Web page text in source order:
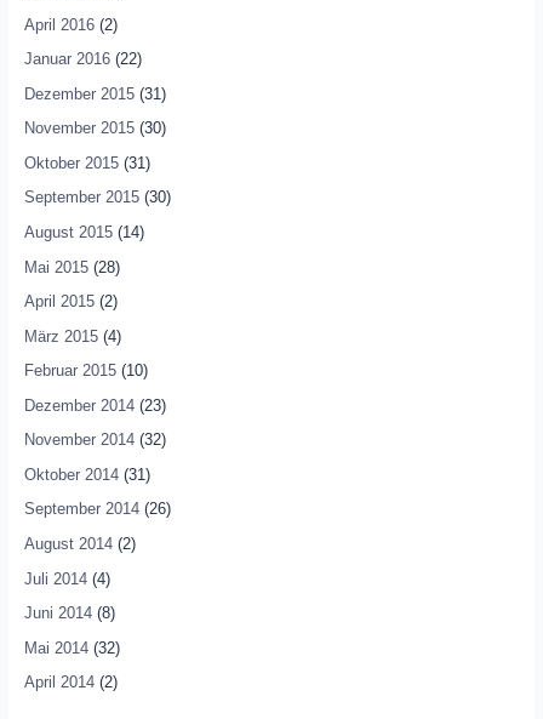
April 2016(2)
Januar 2016(22)
Dezember 2015(31)
November 2015(30)
Oktober 2015(31)
September 2015(30)
August 2015(14)
Mai 2015(28)
April 2015(2)
März 2015(4)
Februar 2015(10)
Dezember 2014(23)
November 2014(32)
Oktober 2014(31)
September 2014(26)
August 2014(2)
Juli 2014(4)
Juni 2014(8)
Mai 2014(32)
April 2014(2)